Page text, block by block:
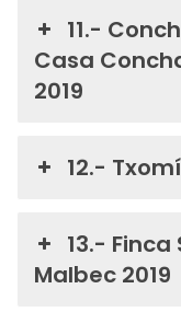
11.-
Casa
2019
12.-
13.-
Malbec 2019